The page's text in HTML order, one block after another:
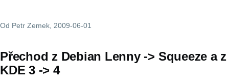
Od Petr Zemek, 2009-06-01
Přechod z Debian Lenny -> Squeeze a z
KDE 3 -> 4